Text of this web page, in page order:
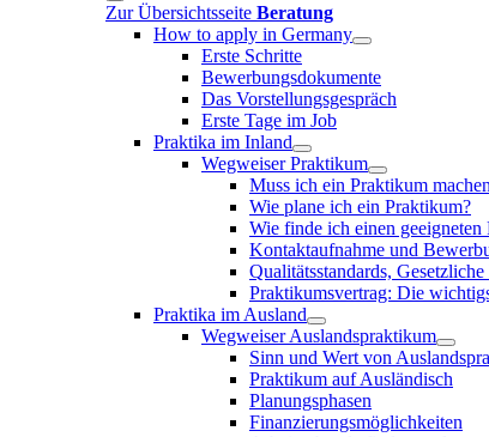
Zur Übersichtsseite Beratung
How to apply in Germany
Erste Schritte
Bewerbungsdokumente
Das Vorstellungsgespräch
Erste Tage im Job
Praktika im Inland
Wegweiser Praktikum
Muss ich ein Praktikum
Wie plane ich ein Praktikum?
Wie finde ich einen geeigneten
Kontaktaufnahme und
Qualitätsstandards,
Praktikumsvertrag: Die
Praktika im Ausland
Wegweiser Auslandspraktikum
Sinn und Wert von
Praktikum auf Ausländisch
Planungsphasen
Finanzierungsmöglichkeiten